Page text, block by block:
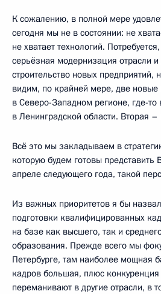
К сожалению, в полной мере
сегодня мы не в состоянии: не
не хватает технологий.
серьёзная модернизация отрасли
строительство новых
видим, по крайней мере, две
в Северо-Западном регионе, где-то
в Ленинградской области. Вторая
Всё это мы закладываем в
которую будем готовы представить
апреле следующего года, такой
Из важных приоритетов я бы
подготовки квалифицированных
на базе как высшего, так и
образования. Прежде всего мы
Петербурге, там наиболее мощная
кадров большая, плюс
переманивают в другие отрасли, в